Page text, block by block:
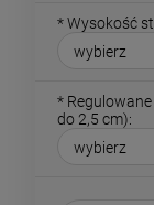
*Wysokość
*
do 2,5 cm):